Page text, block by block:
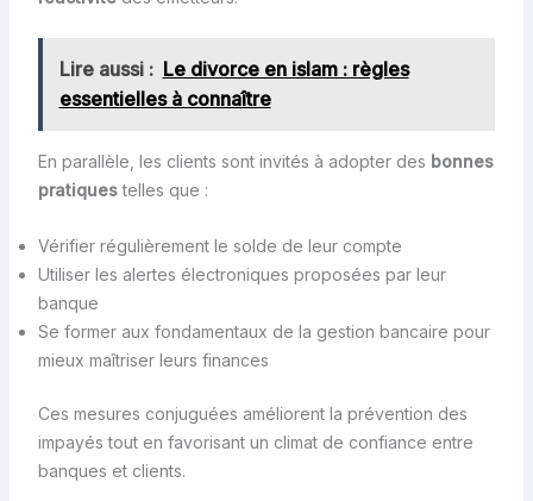
Lire aussi : Le divorce en islam : règles
essentielles à connaître
En parallèle, les clients sont invités à adopter des bonnes
pratiquestelles que :
Vérifier régulièrement le solde de leur compte
Utiliser les alertes électroniques proposées par leur
banque
Se former aux fondamentaux de la gestion bancaire pour
mieux maîtriser leurs finances
Ces mesures conjuguées améliorent la prévention des
impayés tout en favorisant un climat de confiance entre
banques et clients.